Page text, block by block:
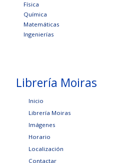
Física
Química
Matemáticas
Ingenierías
Librería Moiras
Inicio
Librería Moiras
Imágenes
Horario
Localización
Contactar